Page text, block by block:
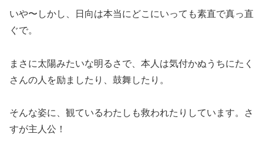
いや〜しかし、日向は本当にどこにいっても素直で真っ直
ぐで。
まさに太陽みたいな明るさで、本人は気付かぬうちにたく
さんの人を励ましたり、鼓舞したり。
そんな姿に、観ているわたしも救われたりしています。さ
すが主人公！